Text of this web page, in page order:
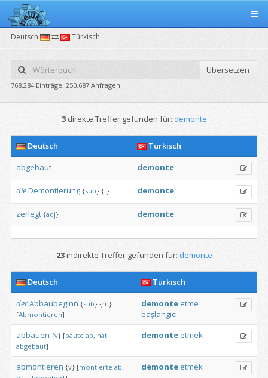
Deutsch Türkisch
Übersetzen
768.284 Einträge, 250.687 Anfragen
3 direkte Treffer gefunden für: demonte
Deutsch
Türkisch
abgebaut
demonte
dieDemontierung {sub} {f} demonte
zerlegt {adj} demonte
23 indirekte Treffer gefunden für: demonte
Deutsch
Türkisch
derAbbaubeginn {sub} {m}
[Abmontieren]
demonte etme
başlangıcı
abbauen {v} [baute ab, hat
abgebaut]
demonte etmek
abmontieren {v} [montierte ab,
demonte etmek